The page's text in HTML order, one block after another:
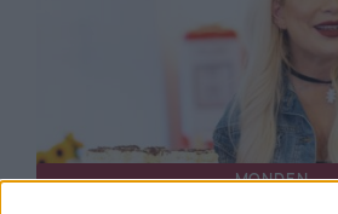
MONDEN